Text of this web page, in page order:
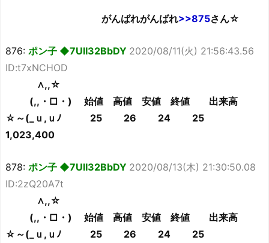
がんばれがんばれ>>875さん☆
876: ポン子 ◆7UII32BbDY 2020/08/11(火) 21:56:43.56
ID:t7xNCHOD
∧,,☆
(,,・□・) 始値 高値 安値 終値 出来高
☆～(_ｕ,ｕﾉ 25 26 24 25
1,023,400
878: ポン子 ◆7UII32BbDY 2020/08/13(木) 21:30:50.08
ID:2zQ20A7t
∧,,☆
(,,・□・) 始値 高値 安値 終値 出来高
☆～(_ｕ,ｕﾉ 25 26 24 25